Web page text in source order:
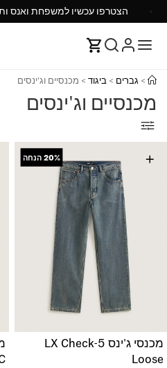
הצטרפו עכשיו
מכנסיים וג'ינסים
> גברים > ביגוד > מכנסיים וג'ינסים
+
20% הנחה
מכנסי ג'ינס LX Check-5
Loose